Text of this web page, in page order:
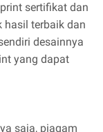
sertifikat dan
hasil terbaik dan
desainnya
yang dapat
saja, piagam